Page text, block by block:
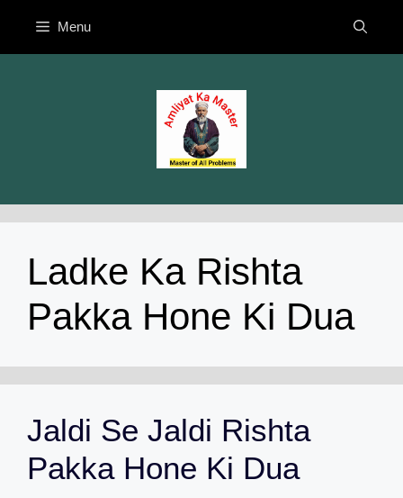
content
Menu
Ladke Ka Rishta
Pakka Hone Ki Dua
Jaldi Se Jaldi Rishta
Pakka Hone Ki Dua